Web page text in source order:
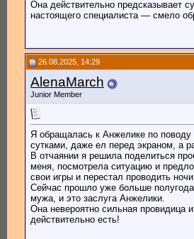
Она действительно предсказывает
настоящего специалиста — смело
26.08.2025, 14:29
AlenaMarch
Junior Member
Я обращалась к Анжелике по
сутками, даже ел перед экраном, а
В отчаянии я решила поделиться
меня, посмотрела ситуацию и
свои игры и перестал проводить
Сейчас прошло уже больше
мужа, и это заслуга Анжелики.
Она невероятно сильная
действительно есть!